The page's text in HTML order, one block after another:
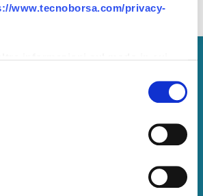
www.tecnoborsa.com/privacy-
dei dati web, pubblicità e social
ha fornito loro o che hanno raccolto
loro servizi.